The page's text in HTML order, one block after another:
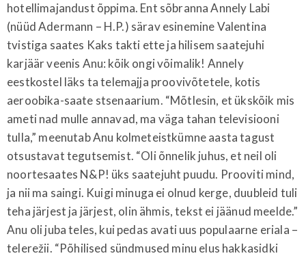
hotellimajandust õppima. Ent sõbranna Annely Labi
(nüüd Adermann – H.P.) särav esinemine Valentina
tvistiga saates Kaks takti ette ja hilisem saatejuhi
karjäär veenis Anu: kõik ongi võimalik! Annely
eestkostel läks ta telemajja proovivõtetele, kotis
aeroobika-saate stsenaarium. “Mõtlesin, et ükskõik mis
ameti nad mulle annavad, ma väga tahan televisiooni
tulla,” meenutab Anu kolmeteistkümne aasta tagust
otsustavat tegutsemist. “Oli õnnelik juhus, et neil oli
noortesaates N&P! üks saatejuht puudu. Prooviti mind,
ja nii ma saingi. Kuigi minuga ei olnud kerge, duubleid tuli
teha järjest ja järjest, olin ähmis, tekst ei jäänud meelde.”
Anu oli juba teles, kui pedas avati uus populaarne eriala –
telerežii. “Põhilised sündmused minu elus hakkasidki